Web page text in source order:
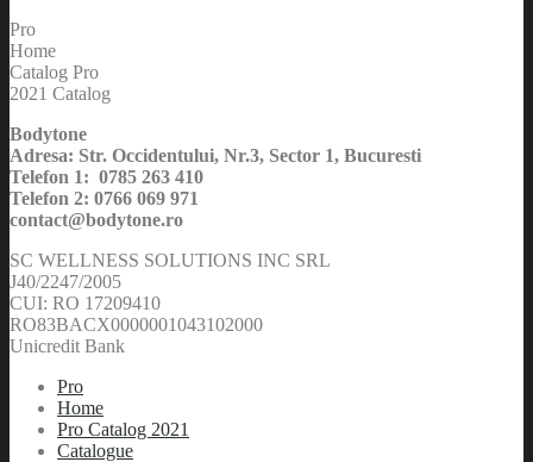
Pro
Home
Catalog Pro
2021 Catalog
Bodytone
Adresa: Str. Occidentului, Nr.3, Sector 1, Bucuresti
Telefon 1: 0785 263 410
Telefon 2: 0766 069 971
contact@bodytone.ro
SC WELLNESS SOLUTIONS INC SRL
J40/2247/2005
CUI: RO 17209410
RO83BACX0000001043102000
Unicredit Bank
Pro
Home
Pro Catalog 2021
Catalogue